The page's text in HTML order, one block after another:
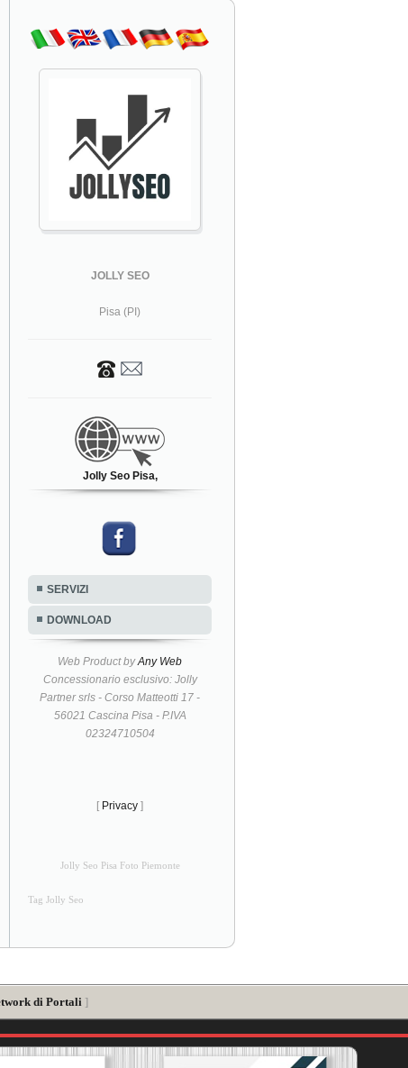
JOLLY SEO
Pisa (PI)
Jolly Seo Pisa,
SERVIZI
DOWNLOAD
Web Product byAny Web
Concessionario esclusivo: Jolly
Partner srls - Corso Matteotti 17 -
56021 Cascina Pisa - P.IVA
02324710504
[ Privacy ]
Jolly Seo Pisa Foto Piemonte
Tag Jolly Seo
di Portali ]